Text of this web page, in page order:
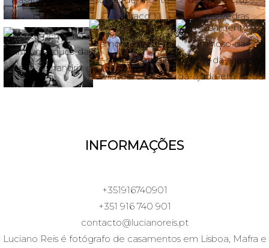
INFORMAÇÕES
+351916740901
+351 916 740 901
contacto@lucianoreis.pt
Luciano Reis é fotógrafo de casamentos em Lisboa, Mafra e